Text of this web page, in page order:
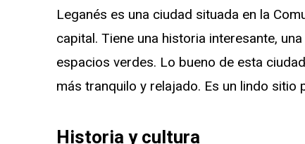
Leganés es una ciudad situada en la
capital. Tiene una historia interesante,
espacios verdes. Lo bueno de esta
más tranquilo y relajado. Es un lindo
Historia y cultura